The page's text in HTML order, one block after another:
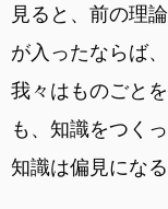
見ると、前の理
が入ったならば
我々はものごと
も、知識をつく
知識は偏見になる